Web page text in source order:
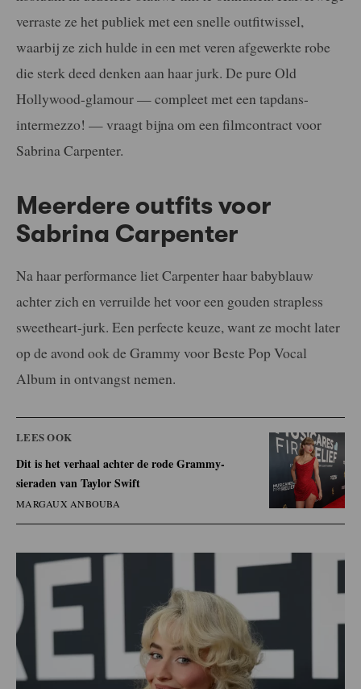
verraste ze het publiek met een snelle outfitwissel,
waarbij ze zich hulde in een met veren afgewerkte robe
die sterk deed denken aan haar jurk. De pure Old
Hollywood-glamour — compleet met een tapdans-
intermezzo! — vraagt bijna om een filmcontract voor
Sabrina Carpenter.
Meerdere outfits voor
Sabrina Carpenter
Na haar performance liet Carpenter haar babyblauw
achter zich en verruilde het voor een gouden strapless
sweetheart-jurk. Een perfecte keuze, want ze mocht later
op de avond ook de Grammy voor Beste Pop Vocal
Album in ontvangst nemen.
LEES OOK
Dit is het verhaal achter de rode Grammy-
sieraden van Taylor Swift
MARGAUX ANBOUBA